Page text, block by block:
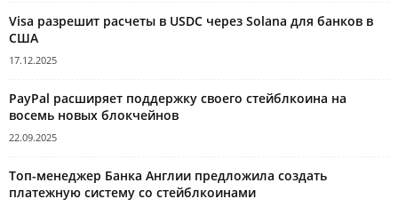
Visa разрешит расчеты в USDC через Solana для банков в
США
17.12.2025
PayPal расширяет поддержку своего стейблкоина на
восемь новых блокчейнов
22.09.2025
Топ-менеджер Банка Англии предложила создать
платежную систему со стейблкоинами